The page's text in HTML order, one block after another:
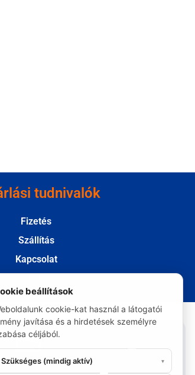
tudnivalók
Fizetés
Szállítás
Kapcsolat
beállítások
cookie-kat használ a látogatói
javítása és a hirdetések személyre
céljából.
Szükséges (mindig aktív) ▾